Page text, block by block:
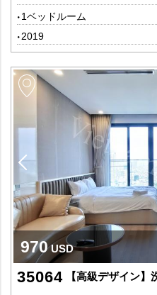
1ベッドルーム
2019
970USD
35064 【高級デザイン】洗練さ